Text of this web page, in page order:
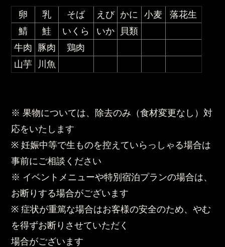
卵 乳 そば えび かに 小麦
落花生
鯖
鮭 いくら いか
貝類
牛肉
豚肉
鶏肉
山芋
川魚
※ 果物については、除去のみ（食材変更なし）対
応をいたします
※ 妊娠中等で生ものを控えていらっしゃる場合は
事前にご相談ください
※ イベントメニューや特別宿泊プランの場合は、
お断りする場合がございます
※ 症状が重篤な場合はお客様の安全のため、やむ
を得ずお断りさせていただく
場合がございます